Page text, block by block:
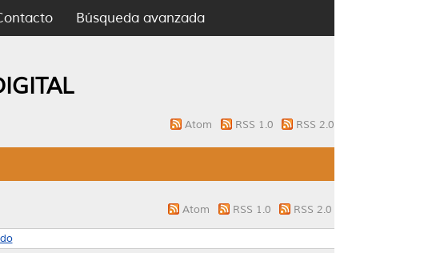
Búsqueda avanzada
Atom RSS 1.0 RSS 2.0
Atom RSS 1.0 RSS 2.0